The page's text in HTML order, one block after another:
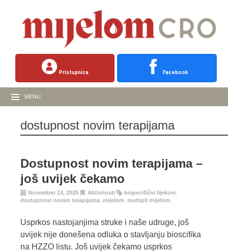
Pristupnica Facebook
MENU
dostupnost novim terapijama
Dostupnost novim terapijama –
još uvijek čekamo
November 13, 2025 Aktivnosti bispecifični lijekovi
dostupnost novim terapijama mijelom multipli mijelom
Usprkos nastojanjima struke i naše udruge, još
uvijek nije donešena odluka o stavljanju bioscifika
na HZZO listu. Još uvijek čekamo usprkos